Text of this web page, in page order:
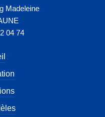
Madeleine
04 74